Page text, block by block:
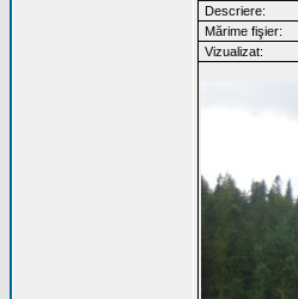
Descriere:
Mărime fişier:
Vizualizat: